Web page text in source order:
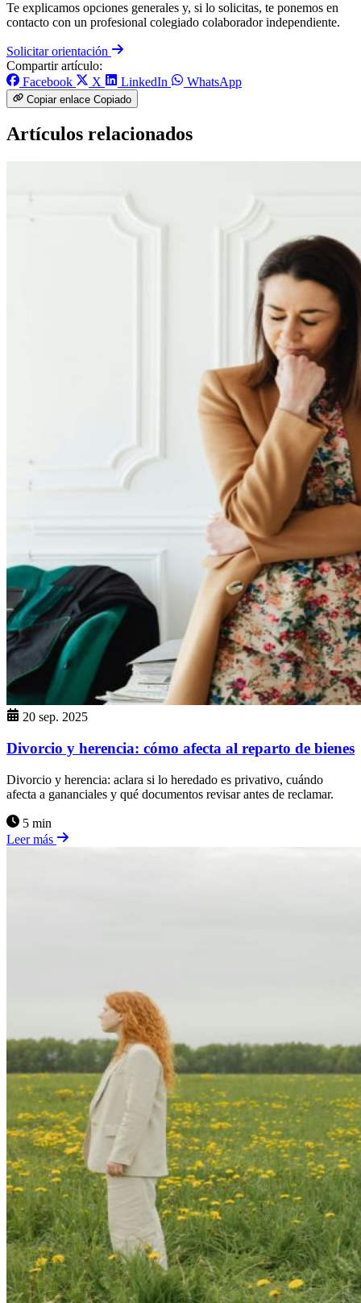
Te explicamos opciones generales y, si lo solicitas, te ponemos en
contacto con un profesional colegiado colaborador independiente.
Solicitar orientación
Compartir artículo:
Facebook
X LinkedIn WhatsApp
Copiar enlace Copiado
Artículos relacionados
20 sep. 2025
Divorcio y herencia: cómo afecta al reparto de bienes
Divorcio y herencia: aclara si lo heredado es privativo, cuándo
afecta a gananciales y qué documentos revisar antes de reclamar.
5 min
Leer más